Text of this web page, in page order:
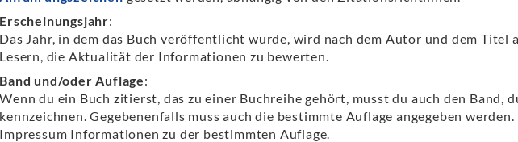
Erscheinungsjahr:
Das Jahr, in dem das Buch veröffentlicht wurde, wird nach dem Autor und dem Titel
Lesern, die Aktualität der Informationen zu bewerten.
Band und/oder Auflage:
Wenn du ein Buch zitierst, das zu einer Buchreihe gehört, musst du auch den Band,
kennzeichnen. Gegebenenfalls muss auch die bestimmte Auflage angegeben
Impressum Informationen zu der bestimmten Auflage.